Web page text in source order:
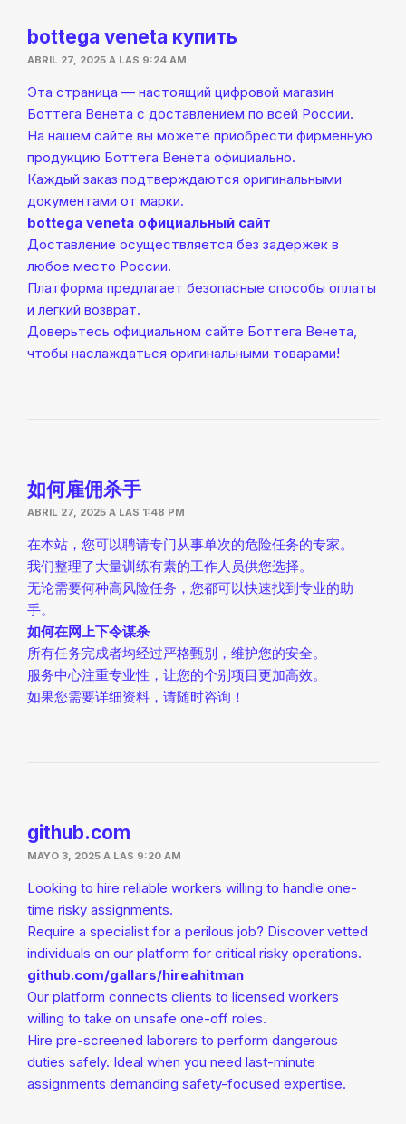
bottega veneta купить
ABRIL 27, 2025 A LAS 9:24 AM
Эта страница — настоящий цифровой магазин
Боттега Венета с доставлением по всей России.
На нашем сайте вы можете приобрести фирменную
продукцию Боттега Венета официально.
Каждый заказ подтверждаются оригинальными
документами от марки.
bottega veneta официальный сайт
Доставление осуществляется без задержек в
любое место России.
Платформа предлагает безопасные способы оплаты
и лёгкий возврат.
Доверьтесь официальном сайте Боттега Венета,
чтобы наслаждаться оригинальными товарами!
如何雇佣杀手
ABRIL 27, 2025 A LAS 1:48 PM
在本站，您可以聘请专门从事单次的危险任务的专家。
我们整理了大量训练有素的工作人员供您选择。
无论需要何种高风险任务，您都可以快速找到专业的助
手。
如何在网上下令谋杀
所有任务完成者均经过严格甄别，维护您的安全。
服务中心注重专业性，让您的个别项目更加高效。
如果您需要详细资料，请随时咨询！
github.com
MAYO 3, 2025 A LAS 9:20 AM
Looking to hire reliable workers willing to handle one-
time risky assignments.
Require a specialist for a perilous job? Discover vetted
individuals on our platform for critical risky operations.
github.com/gallars/hireahitman
Our platform connects clients to licensed workers
willing to take on unsafe one-off roles.
Hire pre-screened laborers to perform dangerous
duties safely. Ideal when you need last-minute
assignments demanding safety-focused expertise.